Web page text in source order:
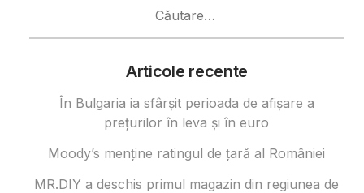
Articole recente
În Bulgaria ia sfârşit perioada de afișare a
prețurilor în ​​leva și în euro
Moody’s menține ratingul de țară al României
MR.DIY a deschis primul magazin din regiunea de